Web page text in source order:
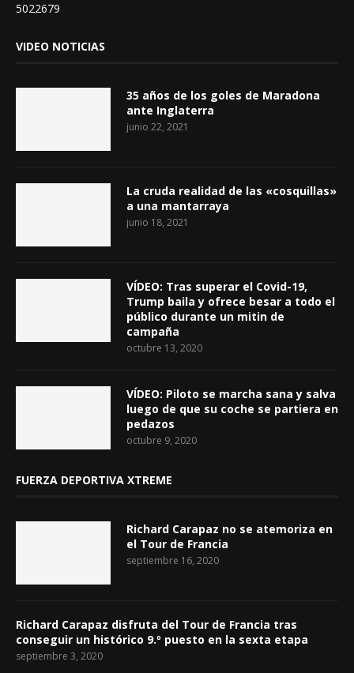
5022679
VIDEO NOTICIAS
35 años de los goles de Maradona
ante Inglaterra
junio 22, 2021
La cruda realidad de las «cosquillas»
a una mantarraya
junio 18, 2021
VÍDEO: Tras superar el Covid-19,
Trump baila y ofrece besar a todo el
público durante un mitin de
campaña
octubre 13, 2020
VÍDEO: Piloto se marcha sana y salva
luego de que su coche se partiera en
pedazos
octubre 9, 2020
FUERZA DEPORTIVA XTREME
Richard Carapaz no se atemoriza en
el Tour de Francia
septiembre 16, 2020
Richard Carapaz disfruta del Tour de Francia tras
conseguir un histórico 9.º puesto en la sexta etapa
septiembre 3, 2020